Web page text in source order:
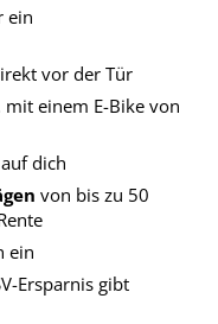
ein
vor der Tür
einem E-Bike von
dich
von bis zu 50
ein
Ersparnis gibt